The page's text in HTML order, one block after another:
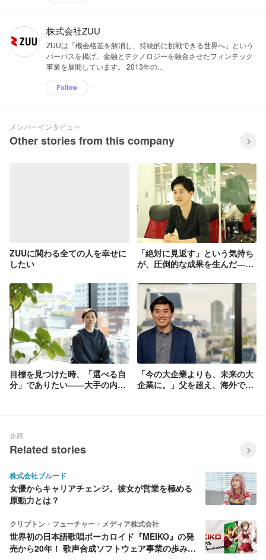
株式会社ZUU
ZUUは「機会格差を解消し、持続的に挑戦できる世界へ」という
パーパスを掲げ、金融とテクノロジーを融合させたフィンテック
事業を展開しています。 2013年の...
Follow
メンバーインタビュー
Other stories from this company
ZUUに関わる全ての人を幸せに
したい
「絶対に見返す」という気持ち
が、圧倒的な成果を生んだ――
目標を見つけた時、「選べる自
分」でありたい――大手の内定
「今の大企業よりも、未来の大
企業に。」父を超え、海外で活
企画
Related stories
株式会社ブルード
女優からキャリアチェンジ。彼女が営業を極める
原動力とは？
クリプトン・フューチャー・メディア株式会社
世界初の日本語歌唱ボーカロイド『MEIKO』の発
売から20年！ 歌声合成ソフトウェア事業の歩みを